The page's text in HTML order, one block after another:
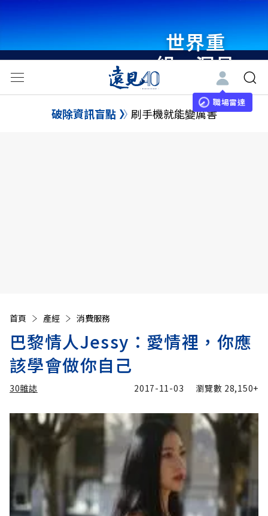
世界重
組・洞見
未來 與
世界領袖
職場雷達
破除資訊盲點 刷手機就能變厲害
首頁 產經 消費服務
巴黎情人Jessy：愛情裡，你應
該學會做你自己
30雜誌 2017-11-03 瀏覽數 28,150+